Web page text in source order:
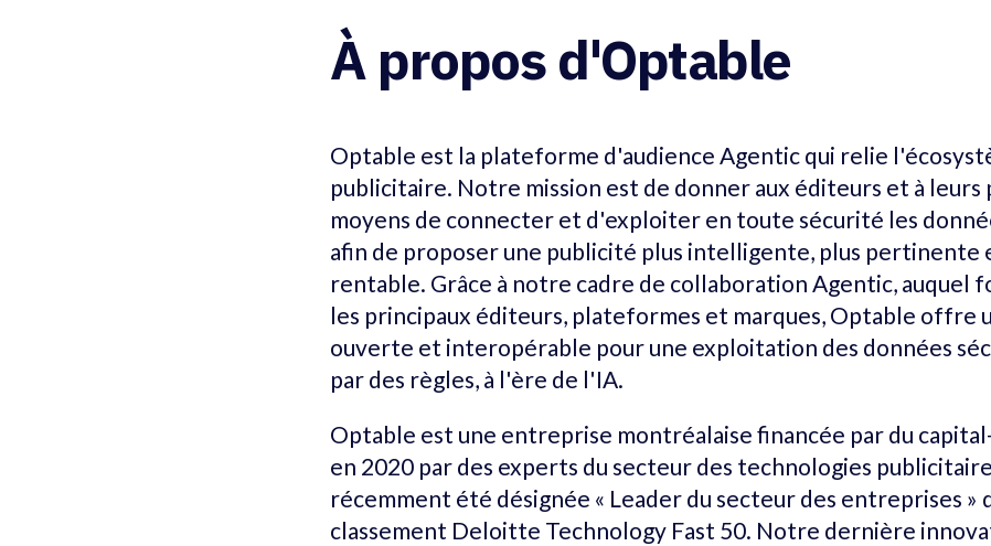
À propos d'Optable
Optable est la plateforme d'audience Agentic qui relie
publicitaire. Notre mission est de donner aux éditeurs et à leurs
moyens de connecter et d'exploiter en toute sécurité les
afin de proposer une publicité plus intelligente, plus pertinente
rentable. Grâce à notre cadre de collaboration Agentic, auquel
les principaux éditeurs, plateformes et marques, Optable offre
ouverte et interopérable pour une exploitation des données
par des règles, à l'ère de l'IA.
Optable est une entreprise montréalaise financée par du
en 2020 par des experts du secteur des technologies
récemment été désignée « Leader du secteur des entreprises »
classement Deloitte Technology Fast 50. Notre dernière